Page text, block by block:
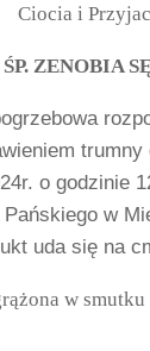
Ciocia i
ŚP. ZENOBIA
o godzinie
w
uda się na
w